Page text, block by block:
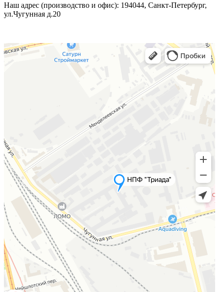
Наш адрес (производство и офис): 194044, Санкт-Петербург,
ул.Чугунная д.20